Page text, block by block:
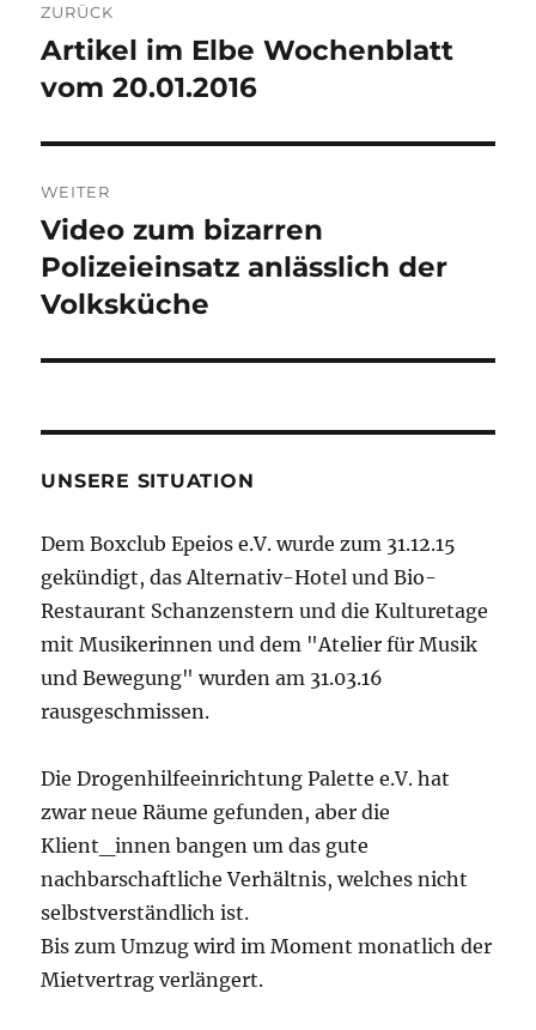
ZURÜCK
Vorheriger
Beitrag:
Artikel im Elbe Wochenblatt
vom 20.01.2016
WEITER
Nächster
Beitrag:
Video zum bizarren
Polizeieinsatz anlässlich der
Volksküche
UNSERE SITUATION
Dem Boxclub Epeios e.V. wurde zum 31.12.15
gekündigt, das Alternativ-Hotel und Bio-
Restaurant Schanzenstern und die Kulturetage
mit Musikerinnen und dem "Atelier für Musik
und Bewegung" wurden am 31.03.16
rausgeschmissen.
Die Drogenhilfeeinrichtung Palette e.V. hat
zwar neue Räume gefunden, aber die
Klient_innen bangen um das gute
nachbarschaftliche Verhältnis, welches nicht
selbstverständlich ist.
Bis zum Umzug wird im Moment monatlich der
Mietvertrag verlängert.